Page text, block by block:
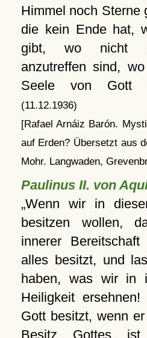
Himmel noch Sterne
die kein Ende hat,
gibt, wo nicht
anzutreffen sind,
Seele von Gott
(11.12.1936)
[Rafael Arnáiz Barón.
auf Erden? Übersetzt aus
Mohr. Langwaden,
Paulinus II. von
Wenn wir in
besitzen wollen,
innerer
alles besitzt, und
haben, was wir in
Heiligkeit
Gott besitzt, wenn
Besitz Gottes